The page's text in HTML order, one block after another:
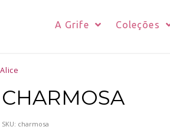
A Grife Coleções
CHARMOSA
SKU: charmosa